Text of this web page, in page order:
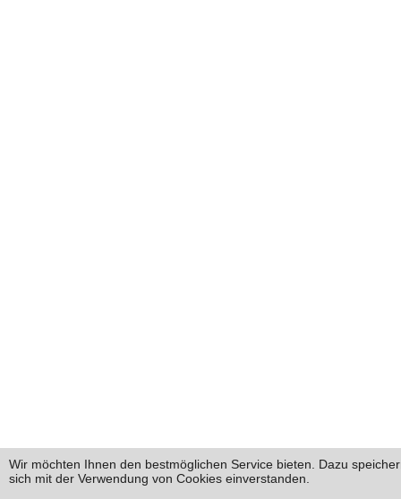
Wir möchten Ihnen den bestmöglichen Service bieten. Dazu
sich mit der Verwendung von Cookies einverstanden.